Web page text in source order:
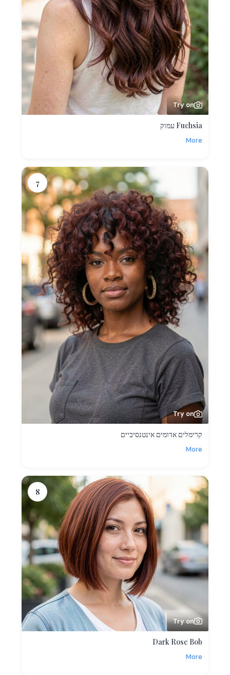
Try on
Fuchsia עמוק
More
7
Try on
קרימלים אדומים אינטנסיביים
More
8
Try on
Dark Rose Bob
More